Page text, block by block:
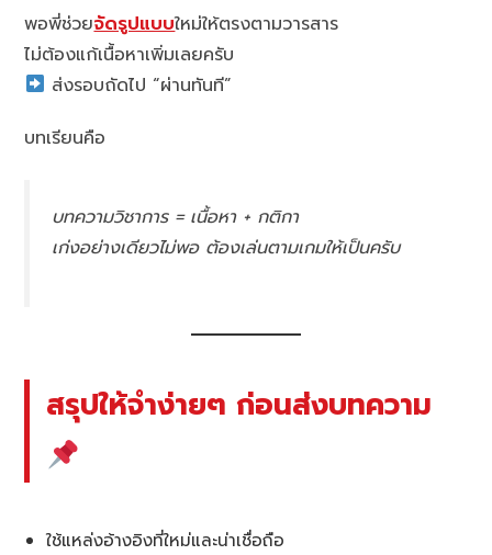
พอพี่ช่วยจัดรูปแบบใหม่ให้ตรงตามวารสาร
ไม่ต้องแก้เนื้อหาเพิ่มเลยครับ
ส่งรอบถัดไป “ผ่านทันที”
บทเรียนคือ
บทความวิชาการ = เนื้อหา + กติกา
เก่งอย่างเดียวไม่พอ ต้องเล่นตามเกมให้เป็นครับ
สรุปให้จำง่ายๆ ก่อนส่งบทความ
ใช้แหล่งอ้างอิงที่ใหม่และน่าเชื่อถือ